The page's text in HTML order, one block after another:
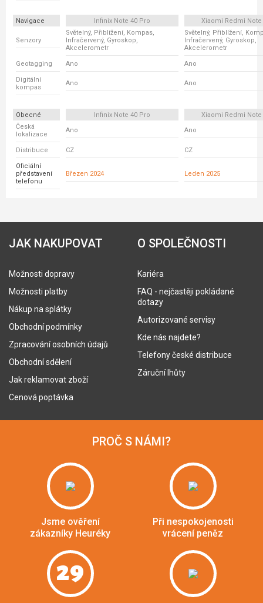
Navigace Infinix Note 40 Pro Xiaomi Redmi Note
Senzory
Světelný, Přiblížení, Kompas,
Infračervený, Gyroskop,
Akcelerometr
Světelný, Přiblížení,
Infračervený, Gyroskop,
Akcelerometr
Geotagging Ano Ano
Digitální
kompas
Ano Ano
Obecné Infinix Note 40 Pro
Xiaomi Redmi Note
Česká
lokalizace
Ano Ano
Distribuce CZ CZ
Oficiální
představení
telefonu
Březen 2024 Leden 2025
JAK NAKUPOVAT
Možnosti dopravy
Možnosti platby
Nákup na splátky
Obchodní podmínky
Zpracování osobních údajů
Obchodní sdělení
Jak reklamovat zboží
Cenová poptávka
O SPOLEČNOSTI
Kariéra
FAQ - nejčastěji pokládané
dotazy
Autorizované servisy
Kde nás najdete?
Telefony české distribuce
Záruční lhůty
PROČ S NÁMI?
Jsme ověření
zákazníky Heuréky
Při nespokojenosti
vrácení peněz
29